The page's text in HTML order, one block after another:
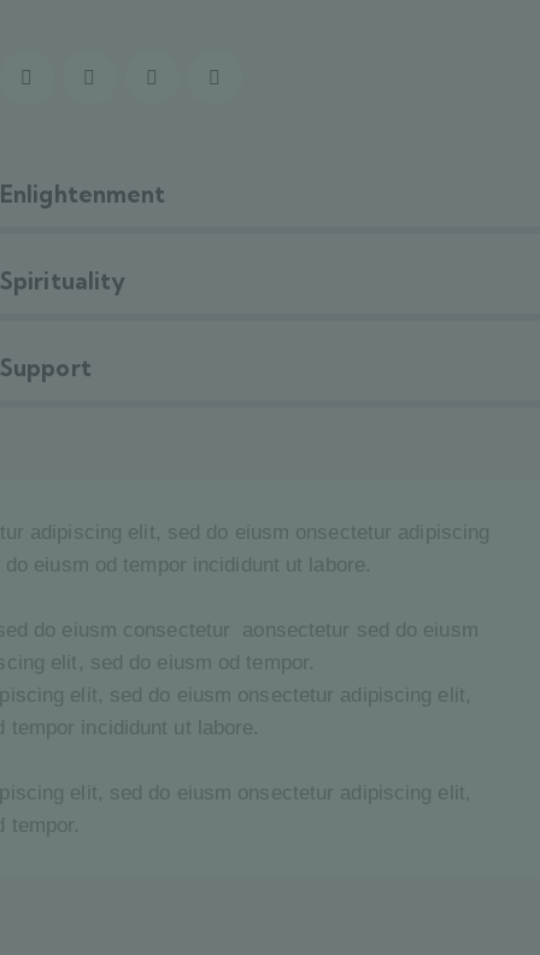
Enlightenment
Spirituality
Support
adipiscing elit, sed do eiusm onsectetur adipiscing
eiusm od tempor incididunt ut labore.
do eiusm consectetur aonsectetur sed do eiusm
elit, sed do eiusm od tempor.
elit, sed do eiusm onsectetur adipiscing elit,
tempor incididunt ut labore.
elit, sed do eiusm onsectetur adipiscing elit,
tempor.